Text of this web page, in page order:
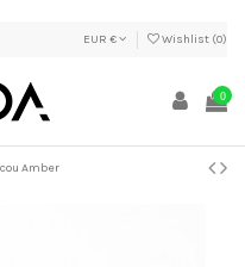
EUR € Wishlist (0)
0
Amber